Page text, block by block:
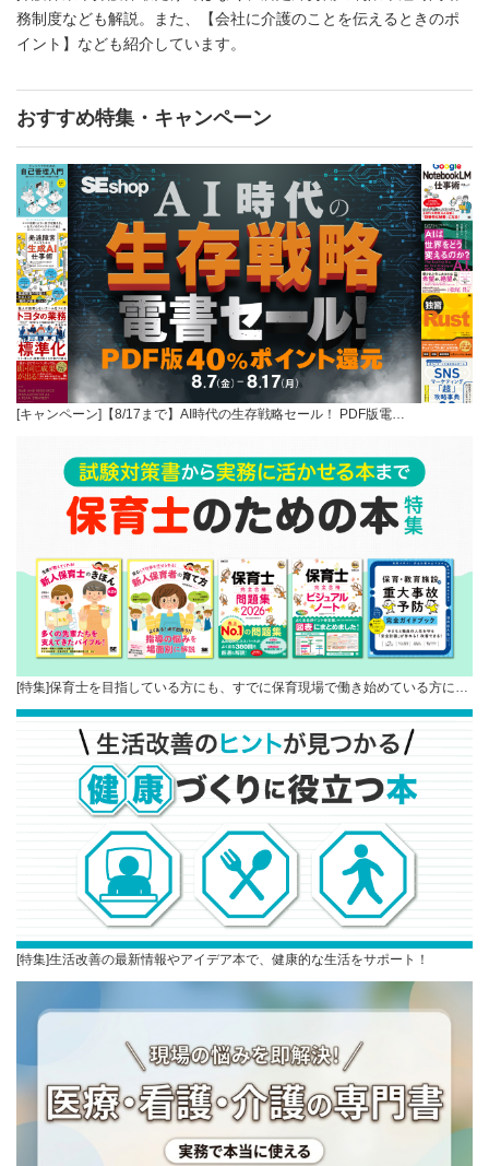
務制度なども解説。また、【会社に介護のことを伝えるときのポ
イント】なども紹介しています。
おすすめ特集・キャンペーン
[キャンペーン]【8/17まで】AI時代の生存戦略セール！ PDF版電…
[特集]保育士を目指している方にも、すでに保育現場で働き始めている方に…
[特集]生活改善の最新情報やアイデア本で、健康的な生活をサポート！